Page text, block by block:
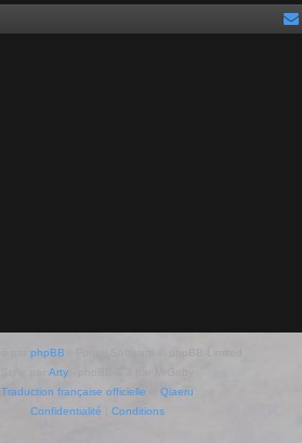
phpBB
Arty
Traduction française officielle
Qiaeru
Confidentialité
Conditions